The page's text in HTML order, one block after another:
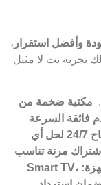
وأفضل استقرار ،
تجربة بث لا مثيل
. مكتبة ضخمة من
فائقة السرعة
دعم فني متاح 24/7 لحل أي
مرنة تناسب
: Smart TV ،